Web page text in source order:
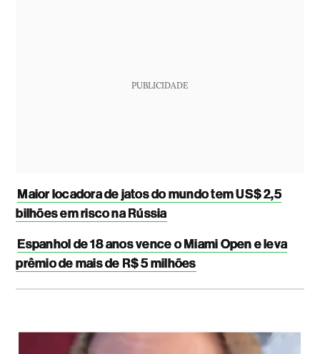
PUBLICIDADE
Maior locadora de jatos do mundo tem US$ 2,5
bilhões em risco na Rússia
Espanhol de 18 anos vence o Miami Open e leva
prêmio de mais de R$ 5 milhões